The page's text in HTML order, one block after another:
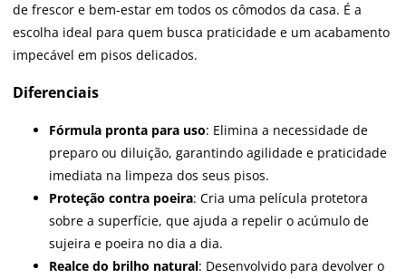
de frescor e bem-estar em todos os cômodos da casa. É a
escolha ideal para quem busca praticidade e um acabamento
impecável em pisos delicados.
Diferenciais
Fórmula pronta para uso: Elimina a necessidade de
preparo ou diluição, garantindo agilidade e praticidade
imediata na limpeza dos seus pisos.
Proteção contra poeira: Cria uma película protetora
sobre a superfície, que ajuda a repelir o acúmulo de
sujeira e poeira no dia a dia.
Realce do brilho natural: Desenvolvido para devolver o